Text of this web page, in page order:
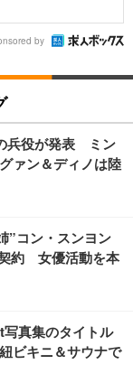
by
兵役が発表 ミン
ァン＆ディノは陸
”コン・スンヨン
約 女優活動を本
写真集のタイトル
ビキニ＆サウナで